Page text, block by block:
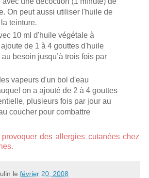
On peut aussi utiliser l'huile de
teinture.
10 ml d'huile végétale à
de 1 à 4 gouttes d'huile
besoin jusqu’à trois fois par
vapeurs d'un bol d'eau
on a ajouté de 2 à 4 gouttes
plusieurs fois par jour au
coucher pour combattre
des allergies cutanées chez
le février 20, 2008